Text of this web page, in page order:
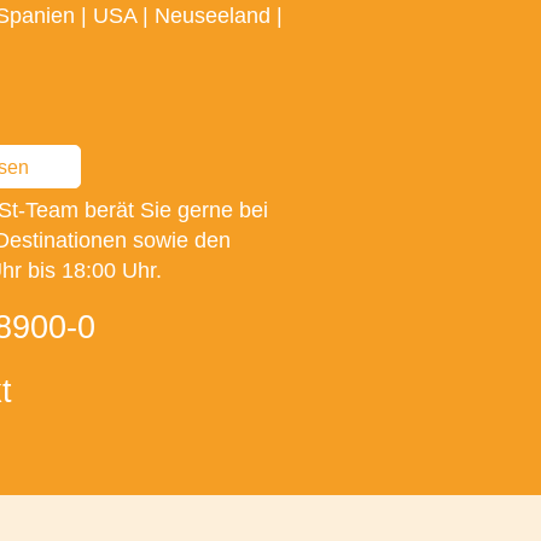
| USA| Neuseeland |
Team berät Sie gerne bei
sowie den
bis 18:00 Uhr.
0